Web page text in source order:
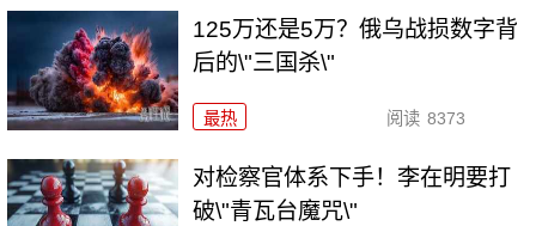
125万还是5万？俄乌战损数字背
后的\"三国杀\"
最热 阅读 8373
对检察官体系下手！李在明要打
破\"青瓦台魔咒\"